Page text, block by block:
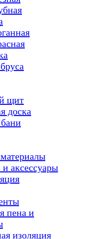
щит
доска
аксессуары
пена и
изоляция